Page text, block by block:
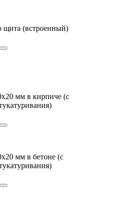
щита (встроенный)
мм в кирпиче (с
мм в бетоне (с